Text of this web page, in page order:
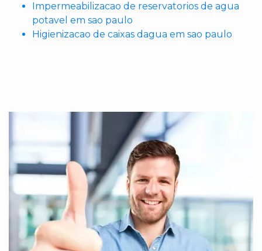
Impermeabilizacao de reservatorios de agua
potavel em sao paulo
Higienizacao de caixas dagua em sao paulo